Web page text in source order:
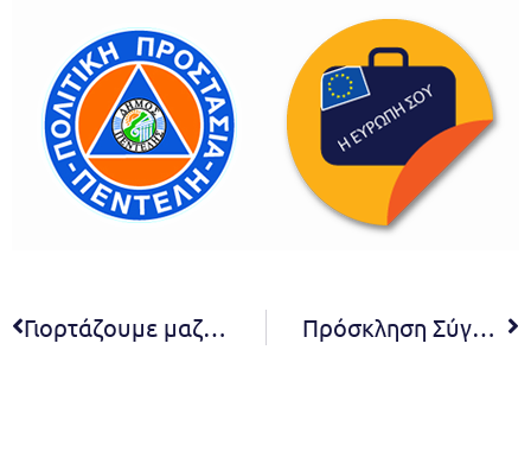
Γιορτάζουμε μαζί τις Απόκριες στην Πλατεία Αγίου Γεωργίου την Κυριακή 15/2 ! Πρόσκληση Σύγκλησης της 06ης τακτικής συνεδρίασης της Δημοτικής Επιτροπής.